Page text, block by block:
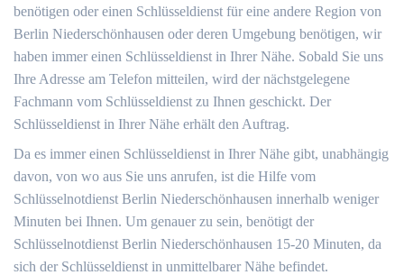
benötigen oder einen Schlüsseldienst für eine andere Region von
Berlin Niederschönhausen oder deren Umgebung benötigen, wir
haben immer einen Schlüsseldienst in Ihrer Nähe. Sobald Sie uns
Ihre Adresse am Telefon mitteilen, wird der nächstgelegene
Fachmann vom Schlüsseldienst zu Ihnen geschickt. Der
Schlüsseldienst in Ihrer Nähe erhält den Auftrag.
Da es immer einen Schlüsseldienst in Ihrer Nähe gibt, unabhängig
davon, von wo aus Sie uns anrufen, ist die Hilfe vom
Schlüsselnotdienst Berlin Niederschönhausen innerhalb weniger
Minuten bei Ihnen. Um genauer zu sein, benötigt der
Schlüsselnotdienst Berlin Niederschönhausen 15-20 Minuten, da
sich der Schlüsseldienst in unmittelbarer Nähe befindet.